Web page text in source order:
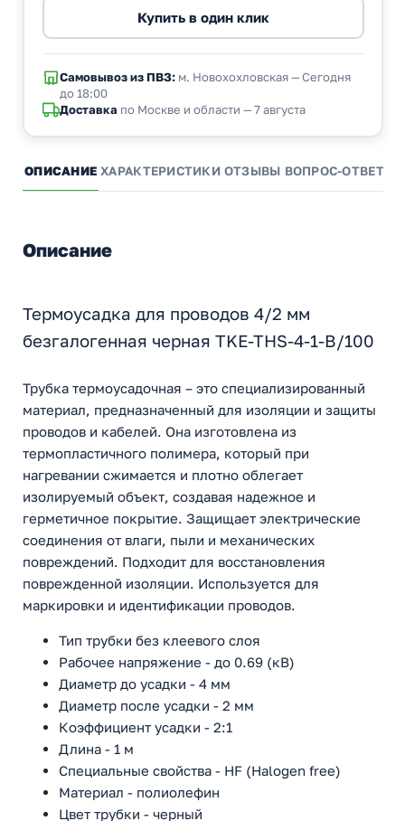
Самовывоз из ПВЗ:м. Новохохловская — Сегодня
до 18:00
Доставка по Москве и области — 7 августа
ОПИСАНИЕ ХАРАКТЕРИСТИКИ ОТЗЫВЫ ВОПРОС-ОТВЕТ
Описание
Термоусадка для проводов 4/2 мм
безгалогенная черная TKE-THS-4-1-B/100
Трубка термоусадочная – это специализированный
материал, предназначенный для изоляции и защиты
проводов и кабелей. Она изготовлена из
термопластичного полимера, который при
нагревании сжимается и плотно облегает
изолируемый объект, создавая надежное и
герметичное покрытие. Защищает электрические
соединения от влаги, пыли и механических
повреждений. Подходит для восстановления
поврежденной изоляции. Используется для
маркировки и идентификации проводов.
Тип трубки без клеевого слоя
Рабочее напряжение - до 0.69 (кВ)
Диаметр до усадки - 4 мм
Диаметр после усадки - 2 мм
Коэффициент усадки - 2:1
Длина - 1 м
Специальные свойства - HF (Halogen free)
Материал - полиолефин
Цвет трубки - черный